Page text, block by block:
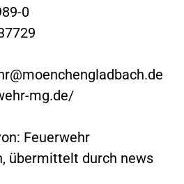
0
mg.de/
Feuerwehr
übermittelt durch news